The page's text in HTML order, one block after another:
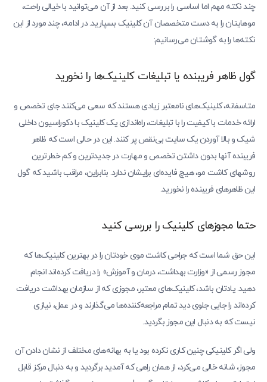
چند نکته مهم اما اساسی را بررسی کنید. بعد از آن می‌توانید با خیالی راحت،
موهایتان را به دست متخصصان آن کلینیک بسپارید. در ادامه، چند مورد از این
نکته‌ها را به گوشتان می‌رسانیم:
گول ظاهر فریبنده یا تبلیغات کلینیک‌ها را نخورید
متاسفانه، کلینیک‌های نامعتبر زیادی هستند که سعی می‌کنند جای تخصص و
ارائه خدمات با کیفیت را با تبلیغات، راه‌اندازی یک کلینیک با دکوراسیون داخلی
شیک و بالا آوردن یک سایت بی‌نقص پر کنند. این در حالی است که ظاهر
فریبنده آنها بدون داشتن تخصص و مهارت در جدیدترین و کم خطرترین
روشهای کاشت مو، هیچ فایده‌ای برایشان ندارد. بنابراین، مراقب باشید که گول
این ظاهرهای فریبنده را نخورید.
حتما مجوزهای کلینیک را بررسی کنید
این حق شما است که جراحی کاشت موی خودتان را در بهترین کلینیک‌ها که
مجوز رسمی از «وزارت بهداشت، درمان و آموزش» را دریافت کرده‌اند انجام
دهید. یادتان باشد، کلینیک‌های معتبر، مجوزی که از سازمان بهداشت دریافت
کرده‌اند را جایی جلوی دید تمام مراجعه‌کننده‌ها می‌گذارند و در عمل، نیازی
نیست که به دنبال این مجوز بگردید.
ولی اگر کلینیکی چنین کاری نکرده بود یا به بهانه‌های مختلف از نشان دادن آن
مجوز، شانه خالی می‌کرد، از همان راهی که آمدید برگردید و به دنبال مرکز قابل